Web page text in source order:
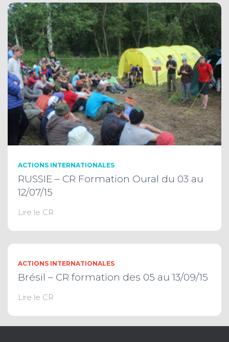
ACTIONS INTERNATIONALES
RUSSIE – CR Formation Oural du 03 au
12/07/15
Lire le CR
ACTIONS INTERNATIONALES
Brésil – CR formation des 05 au 13/09/15
Lire le CR